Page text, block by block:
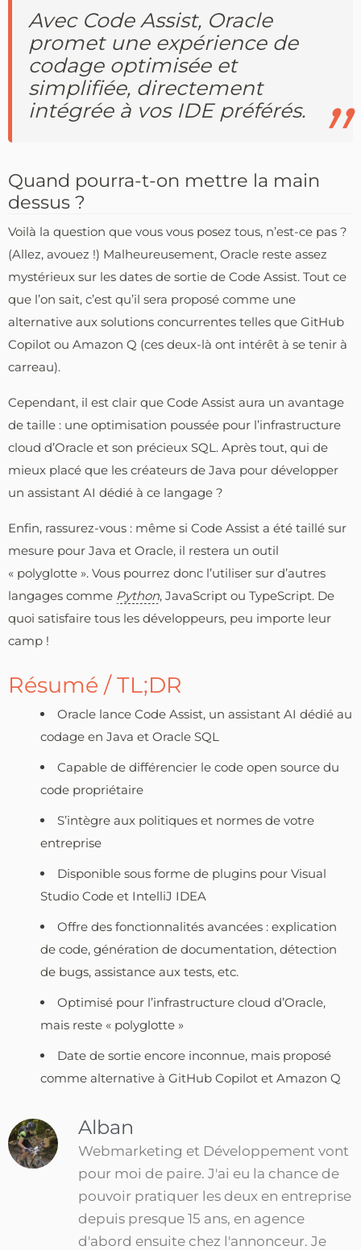
Avec Code Assist, Oracle
promet une expérience de
codage optimisée et
simplifiée, directement
intégrée à vos IDE préférés.
Quand pourra-t-on mettre la main
dessus ?
Voilà la question que vous vous posez tous, n’est-ce pas ?
(Allez, avouez !) Malheureusement, Oracle reste assez
mystérieux sur les dates de sortie de Code Assist. Tout ce
que l’on sait, c’est qu’il sera proposé comme une
alternative aux solutions concurrentes telles que GitHub
Copilot ou Amazon Q (ces deux-là ont intérêt à se tenir à
carreau).
Cependant, il est clair que Code Assist aura un avantage
de taille : une optimisation poussée pour l’infrastructure
cloud d’Oracle et son précieux SQL. Après tout, qui de
mieux placé que les créateurs de Java pour développer
un assistant AI dédié à ce langage ?
Enfin, rassurez-vous : même si Code Assist a été taillé sur
mesure pour Java et Oracle, il restera un outil
« polyglotte ». Vous pourrez donc l’utiliser sur d’autres
langages comme Python, JavaScript ou TypeScript. De
quoi satisfaire tous les développeurs, peu importe leur
camp !
Résumé / TL;DR
Oracle lance Code Assist, un assistant AI dédié au
codage en Java et Oracle SQL
Capable de différencier le code open source du
code propriétaire
S’intègre aux politiques et normes de votre
entreprise
Disponible sous forme de plugins pour Visual
Studio Code et IntelliJ IDEA
Offre des fonctionnalités avancées : explication
de code, génération de documentation, détection
de bugs, assistance aux tests, etc.
Optimisé pour l’infrastructure cloud d’Oracle,
mais reste « polyglotte »
Date de sortie encore inconnue, mais proposé
comme alternative à GitHub Copilot et Amazon Q
Alban
Webmarketing et Développement vont
pour moi de paire. J'ai eu la chance de
pouvoir pratiquer les deux en entreprise
depuis presque 15 ans, en agence
d'abord ensuite chez l'annonceur. Je